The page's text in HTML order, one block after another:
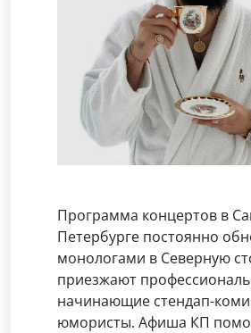
Программа концертов в
Петербурге постоянно
монологами в Северную
приезжают
начинающие стендап-
юмористы. Афиша КП